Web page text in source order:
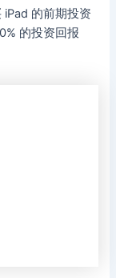
的前期投资
的投资回报